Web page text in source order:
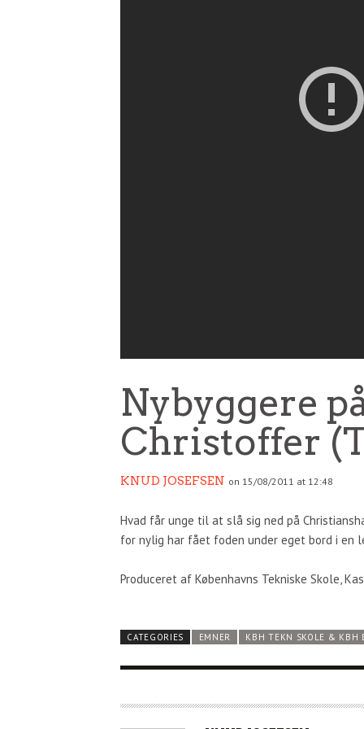
Nybyggere
Christoffer
KNUD JOSEFSEN on 15/08/2011 at 12:48
Hvad får unge til at slå sig ned på
for nylig har fået foden under eget bord i en
Produceret af Københavns Tekniske Skole,
CATEGORIES EMNER KBH TEKN SKOLE & KBH